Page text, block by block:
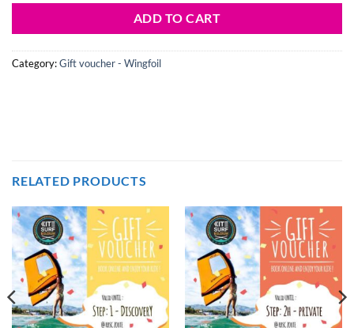
ADD TO CART
Category:Gift voucher - Wingfoil
RELATED PRODUCTS